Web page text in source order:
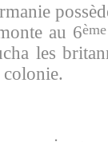
au 6ème
les